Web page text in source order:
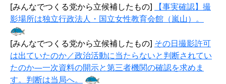
[みんなでつくる党から立候補したもの]
【事実確認】撮
影場所は独立行政法人・国立女性教育会館（嵐山）。
[みんなでつくる党から立候補したもの] その日撮影許可
は出ていたのか／政治活動に当たらないと判断されてい
たのか—一次資料の開示と第三者機関の確認を求めま
す。判断は当局へ。